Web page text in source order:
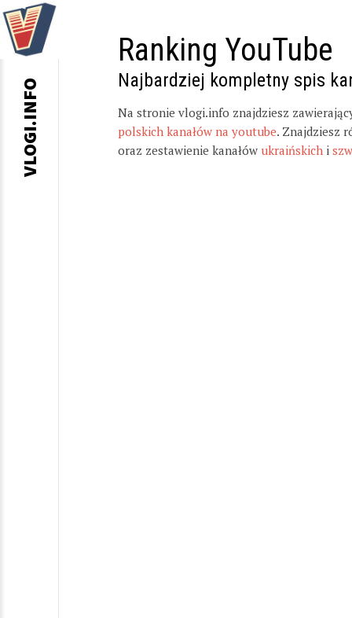
Ranking YouTube
Najbardziej kompletny spis
Na stronie vlogi.info znajdziesz
polskich kanałów na youtube. Znajdziesz
oraz zestawienie kanałów ukraińskich i
VLOGI.INFO